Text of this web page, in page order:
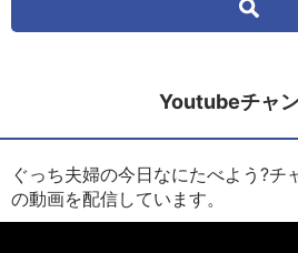
Youtubeチャ
ぐっち夫婦の今日なにたべよう?チ
の動画を配信しています。